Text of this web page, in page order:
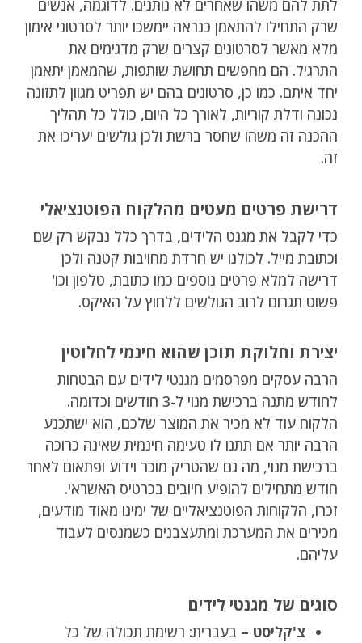
לתת להם משהו שאחרים לא נותנים. לדוגמה, אנשים
שרק התחילו להתאמן כנראה יימשכו יותר לסרטוני אימון
מלא מאשר לסרטונים קצרים שרק מדגימים את
התרגיל. הם מחפשים תחושת שותפות, שהמאמן יתאמן
יחד איתם. כמו כן, סרטונים בהם יש תפריט מגוון לתזונה
נכונה ודלת קוריות, לאורך כל היום, כולל כל תהליך
ההכנה זה משהו שחסר ברשת ולכן גולשים יעריכו את
זה.
דרישת פרטים מעטים מהלקוח הפוטנציאלי
כדי לקבל את מגנט הלידים, בדרך כלל נבקש רק שם
וכתובת מייל. לכולנו יש חרדת מחויבות קטנה ולכן
דרישה למלא פרטים נוספים כמו כתובת, טלפון וכו'
פשוט תגרום לרוב הגולשים ללחוץ על האיקס.
יצירת וחלוקת תוכן שהוא חינמי לחלוטין
הרבה עסקים מפרסמים מגנטי לידים עם הבטחות
לחודש מתנה ברכישת מנוי ל-3 חודשים וכדומה.
הלקוח עוד לא מכיר את המוצר שלכם, הוא ישתכנע
הרבה יותר אם תתנו לו טעימה חינמית שאינה כרוכה
ברכישת מנוי, מה גם שהטריק מוכר וידוע ופתאום לאחר
חודש מתחילים להופיע חיובים בכרטיס האשראי.
זכרו, הלקוחות הפוטנציאליים של ימינו מאוד מודעים,
מכירים את המערכת ומתעצבנים כשמנסים לעבוד
עליהם.
סוגים של מגנטי לידים
צ'קליסט – בעברית: רשימת תכולה של כל